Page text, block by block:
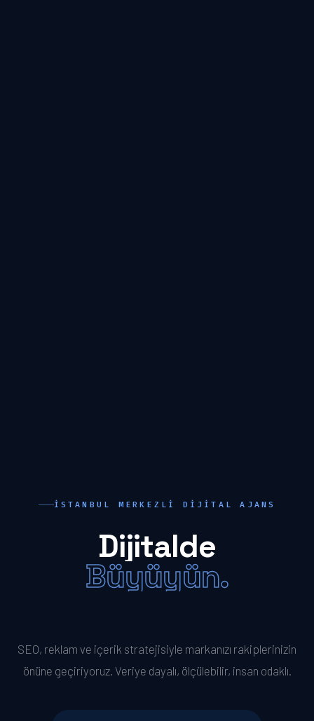
İSTANBUL MERKEZLI DIJITAL AJANS
Dijitalde
Büyüyün.
SEO, reklam ve içerik stratejisiyle markanızı rakiplerinizin
önüne geçiriyoruz. Veriye dayalı, ölçülebilir, insan odaklı.